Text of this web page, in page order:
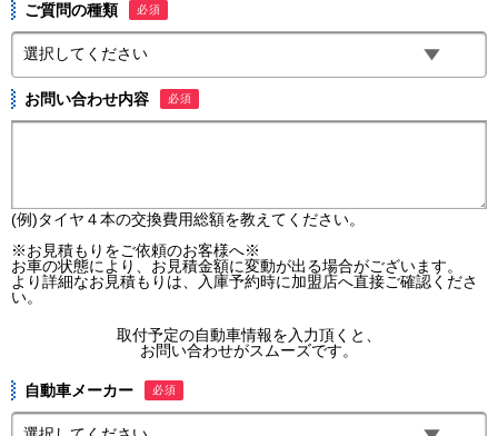
ご質問の種類 必須
お問い合わせ内容 必須
(例)タイヤ４本の交換費用総額を教えてください。
※お見積もりをご依頼のお客様へ※
お車の状態により、お見積金額に変動が出る場合がございます。
より詳細なお見積もりは、入庫予約時に加盟店へ直接ご確認くださ
い。
取付予定の自動車情報を入力頂くと、
お問い合わせがスムーズです。
自動車メーカー 必須